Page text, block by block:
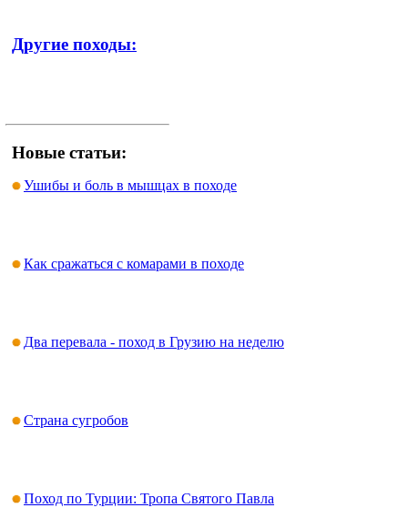
Другие походы:
Новые статьи:
Ушибы и боль в мышцах в походе
Как сражаться с комарами в походе
Два перевала - поход в Грузию на неделю
Страна сугробов
Поход по Турции: Тропа Святого Павла